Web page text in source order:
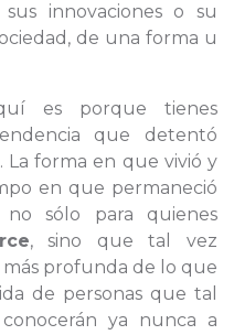
innovaciones o su
de una forma u
es porque tienes
que detentó
La forma en que vivió y
en que permaneció
sólo para quienes
, sino que tal vez
profunda de lo que
de personas que tal
ya nunca a